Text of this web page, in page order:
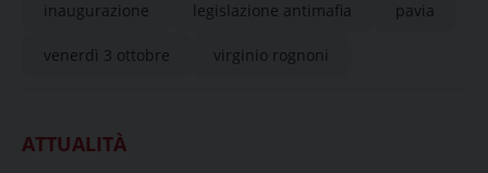
inaugurazione legislazione antimafia pavia
venerdì 3 ottobre virginio rognoni
ATTUALITÀ